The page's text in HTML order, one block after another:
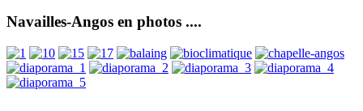
Navailles-Angos en photos ....